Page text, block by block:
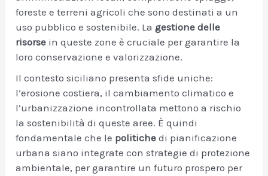
foreste e terreni agricoli che sono destinati a un
uso pubblico e sostenibile. Lagestione delle
risorse in queste zone è cruciale per garantire la
loro conservazione e valorizzazione.
Il contesto siciliano presenta sfide uniche:
l’erosione costiera, il cambiamento climatico e
l’urbanizzazione incontrollata mettono a rischio
la sostenibilità di queste aree. È quindi
fondamentale che le politiche di pianificazione
urbana siano integrate con strategie di protezione
ambientale, per garantire un futuro prospero per